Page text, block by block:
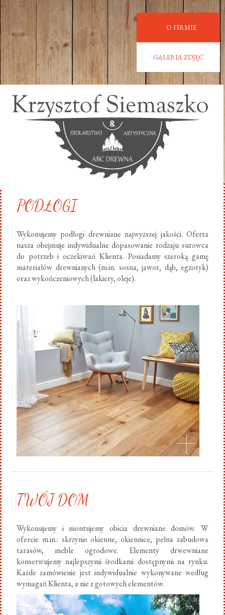
O FIRMIE
GALERIA ZDJĘĆ
PODŁOGI
Wykonujemy podłogi drewniane najwyższej jakości. Oferta
nasza obejmuje indywidualne dopasowanie rodzaju surowca
do potrzeb i oczekiwań Klienta. Posiadamy szeroką gamę
materiałów drewnianych (m.in. sosna, jawor, dąb, egzotyk)
oraz wykończeniowych (lakiery, oleje).
TWÓJ DOM
Wykonujemy i montujemy obicia drewniane domów. W
ofercie m.in.: skrzynie okienne, okiennice, pełna zabudowa
tarasów, meble ogrodowe. Elementy drwewniane
konserwujemy najlepszymi środkami dostępnymi na rynku.
Każde zamówienie jest indywidualnie wykonywane według
wymagań Klienta, a nie z gotowych elementów.